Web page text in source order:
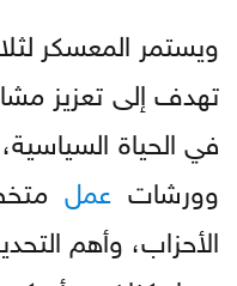
ويستمر المعسكر
تهدف إلى تعزيز
في الحياة
وورشات عمل
الأحزاب، وأهم